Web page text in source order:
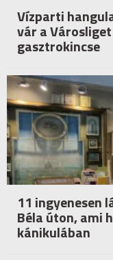
Vízparti
vár a
gasztrokincse
11 ingyenesen
Béla úton, ami
kánikulában